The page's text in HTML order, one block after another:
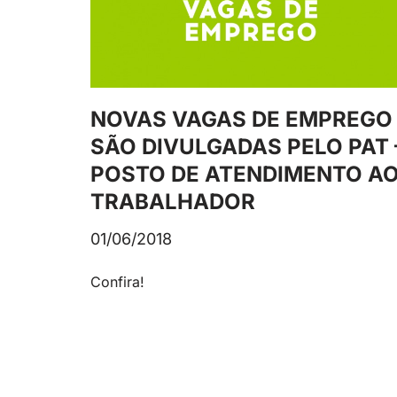
NOVAS VAGAS DE EMPREGO
SÃO DIVULGADAS PELO PAT
POSTO DE ATENDIMENTO
TRABALHADOR
01/06/2018
Confira!